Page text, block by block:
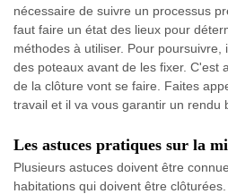
nécessaire de suivre un processus
faut faire un état des lieux pour
méthodes à utiliser. Pour
des poteaux avant de les fixer. C'est
de la clôture vont se faire. Faites
travail et il va vous garantir un rendu
Les astuces pratiques sur la
Plusieurs astuces doivent être
habitations qui doivent être